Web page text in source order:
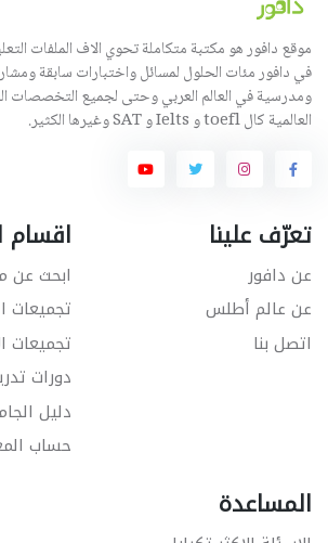
موقع دافور هو مكتبة متكاملة تحوي الاف الملفات
في دافور مئات الحلول لمسائل واختبارات سابقة
ومدرسية في العالم العربي وحتى لجميع التخصصات
العالمية كال toefl و Ielts و SAT وغيرها الكثير.
تعرّف علينا
عن دافور
عن عالم أطلس
اتصل بنا
اقسام
ابحث عن
تجميعات
تجميعات
دورات
دليل
حساب
المساعدة